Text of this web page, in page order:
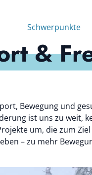
Schwerpunkte
&
Bewegung und
ist uns zu weit,
um, die zum
– zu mehr